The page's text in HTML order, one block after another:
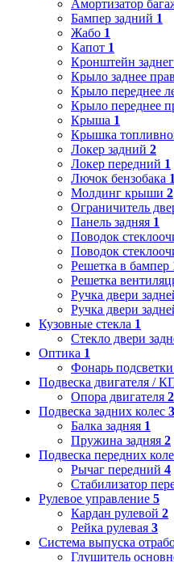
Амортизатор
Бампер задний 1
Жабо 1
Капот 1
Кронштейн
Крыло заднее
Крыло переднее
Крыло переднее
Крыша 1
Крышка
Локер задний 2
Локер передний 1
Лючок бензобака 1
Молдинг крыши 2
Ограничитель
Панель задняя 1
Поводок
Поводок
Решетка в бампер
Решетка
Ручка двери
Ручка двери
Кузовные стекла 1
Стекло двери
Оптика 1
Фонарь
Подвеска двигателя /
Опора двигателя 2
Подвеска задних колес 3
Балка задняя 1
Пружина задняя 2
Подвеска передних
Рычаг передний 4
Стабилизатор
Рулевое управление 5
Кардан рулевой 2
Рейка рулевая 3
Система выпуска
Глушитель